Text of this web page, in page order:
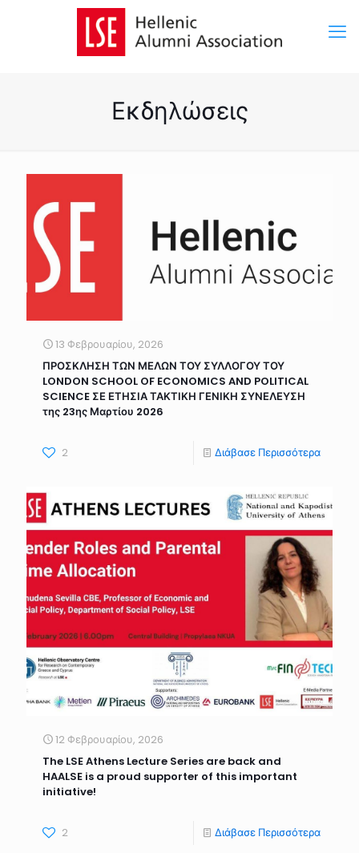
Εκδηλώσεις
13 Φεβρουαρίου, 2026
ΠΡΟΣΚΛΗΣΗ ΤΩΝ ΜΕΛΩΝ ΤΟΥ ΣΥΛΛΟΓΟΥ ΤΟΥ
LONDON SCHOOL OF ECONOMICS AND POLITICAL
SCIENCE ΣΕ ΕΤΗΣΙΑ ΤΑΚΤΙΚΗ ΓΕΝΙΚΗ ΣΥΝΕΛΕΥΣΗ
της 23ης Μαρτίου 2026
2 Διάβασε Περισσότερα
12 Φεβρουαρίου, 2026
The LSE Athens Lecture Series are back and
HAALSE is a proud supporter of this important
initiative!
2 Διάβασε Περισσότερα